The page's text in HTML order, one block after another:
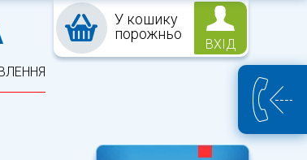
У кошику
порожньо
ВХІД